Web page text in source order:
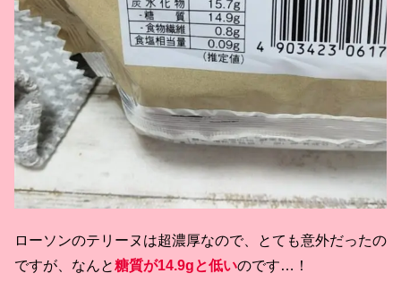
ローソンのテリーヌは超濃厚なので、とても意外だったの
ですが、なんと糖質が14.9gと低いのです…！